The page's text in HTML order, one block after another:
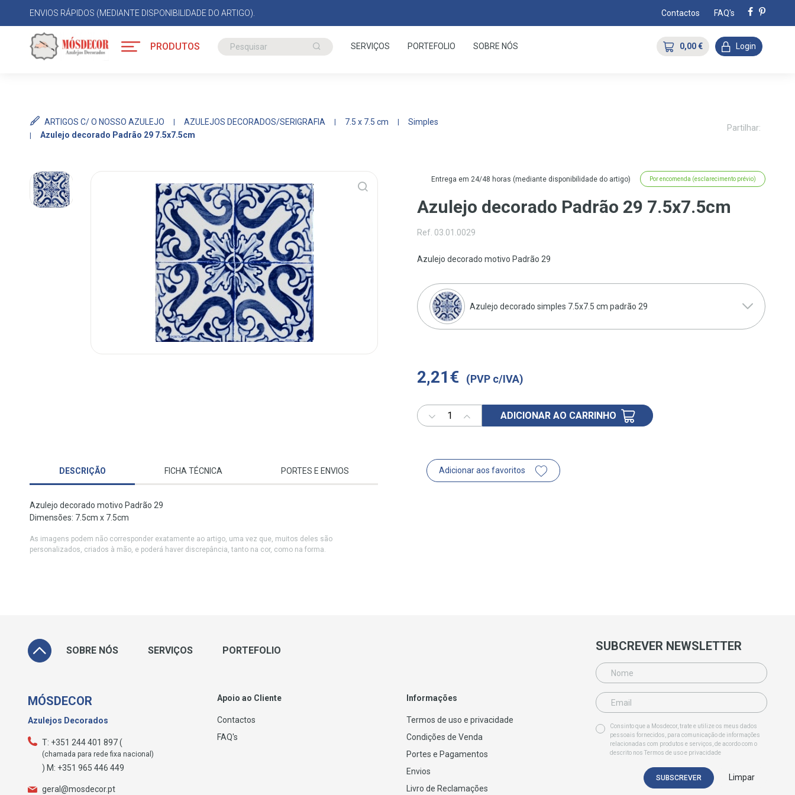
ENVIOS RÁPIDOS (MEDIANTE DISPONIBILIDADE DO ARTIGO). Contactos FAQ's
PRODUTOS SERVIÇOS PORTEFOLIO SOBRE NÓS 0,00 € Login
ARTIGOS C/ O NOSSO AZULEJO AZULEJOS DECORADOS/SERIGRAFIA 7.5 x 7.5 cm
Simples
Azulejo decorado Padrão 29 7.5x7.5cm
Partilhar:
Entrega em 24/48 horas (mediante disponibilidade do artigo) Por encomenda (esclarecimento prévio)
Azulejo decorado Padrão 29 7.5x7.5cm
Ref. 03.01.0029
Azulejo decorado motivo Padrão 29
Azulejo decorado simples 7.5x7.5 cm padrão 29
2,21€ (PVP c/IVA)
ADICIONAR AO CARRINHO
DESCRIÇÃO FICHA TÉCNICA PORTES E ENVIOS
Azulejo decorado motivo Padrão 29
Dimensões: 7.5cm x 7.5cm
As imagens podem não corresponder exatamente ao artigo, uma vez que, muitos deles são
personalizados, criados à mão, e poderá haver discrepância, tanto na cor, como na forma.
Adicionar aos favoritos
SOBRE NÓS SERVIÇOS PORTEFOLIO
MÓSDECOR
Azulejos Decorados
T: +351 244 401 897 (
(chamada para rede fixa nacional)
) M: +351 965 446 449
geral@mosdecor.pt
Apoio ao Cliente
Contactos
FAQ's
Informações
Termos de uso e privacidade
Condições de Venda
Portes e Pagamentos
Envios
Livro de Reclamações
SUBCREVER NEWSLETTER
Consinto que a Mosdecor, trate e utilize os meus dados
pessoais fornecidos, para comunicação de informações
relacionadas com produtos e serviços, de acordo com o
descrito nos Termos de uso e privacidade
SUBSCREVER Limpar